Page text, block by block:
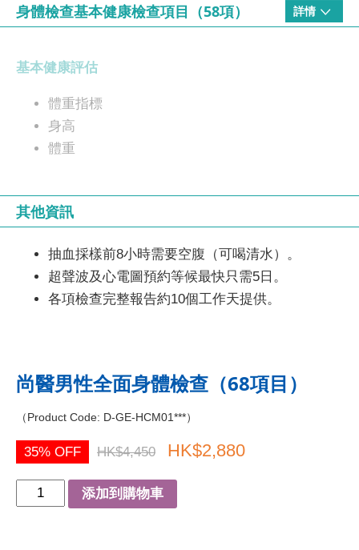
身體檢查基本健康檢查項目（58項） 詳情
基本健康評估
體重指標
身高
體重
脈搏率
血氧
心血管硬化程度
血脂
高密度膽固醇
低密度膽固醇
總/高密度膽固醇比率
其他資訊
抽血採樣前8小時需要空腹（可喝清水）。
超聲波及心電圖預約等候最快只需5日。
各項檢查完整報告約10個工作天提供。
尚醫男性全面身體檢查（68項目）
（Product Code: D-GE-HCM01***）
35% OFF HK$4,450 HK$2,880
添加到購物車